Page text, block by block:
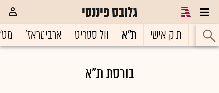
גלובס פיננסי
ראשי תיק אישי ת"א וול סטריט ארביטראז'
בורסת ת"א